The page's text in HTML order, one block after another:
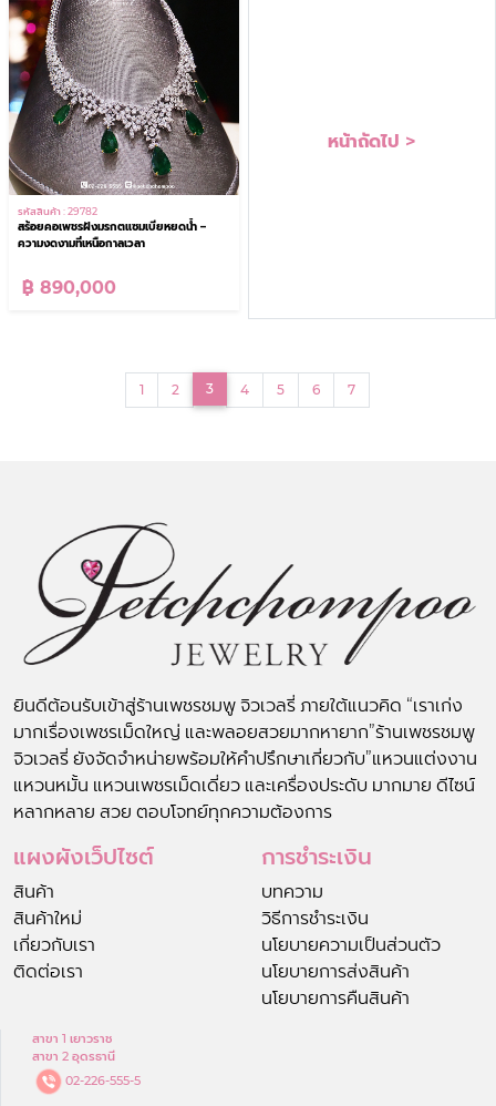
รหัสสินค้า : 29782
สร้อยคอเพชรฝังมรกตแซมเบียหยดน้ำ –
ความงดงามที่เหนือกาลเวลา
฿ 890,000
หน้าถัดไป >
1 2 3(current)
4 5 6 7
ยินดีต้อนรับเข้าสู่ร้านเพชรชมพู จิวเวลรี่ ภายใต้แนวคิด “เราเก่ง
มากเรื่องเพชรเม็ดใหญ่ และพลอยสวยมากหายาก”ร้านเพชรชมพู
จิวเวลรี่ ยังจัดจำหน่ายพร้อมให้คำปรึกษาเกี่ยวกับ”แหวนแต่งงาน
แหวนหมั้น แหวนเพชรเม็ดเดี่ยว และเครื่องประดับ มากมาย ดีไซน์
หลากหลาย สวย ตอบโจทย์ทุกความต้องการ
แผงผังเว็ปไซต์
สินค้า
สินค้าใหม่
เกี่ยวกับเรา
ติดต่อเรา
การชำระเงิน
บทความ
วิธีการชำระเงิน
นโยบายความเป็นส่วนตัว
นโยบายการส่งสินค้า
นโยบายการคืนสินค้า
สาขา 1 เยาวราช
สาขา 2 อุดรธานี
02-226-555-5